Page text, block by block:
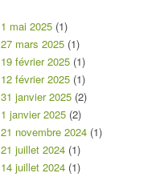
1 mai 2025 (1)
27 mars 2025 (1)
19 février 2025 (1)
12 février 2025 (1)
31 janvier 2025 (2)
1 janvier 2025 (2)
21 novembre 2024 (1)
21 juillet 2024 (1)
14 juillet 2024 (1)